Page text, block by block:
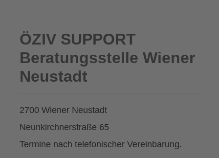
ÖZIV SUPPORT
Beratungsstelle Wiener
Neustadt
2700 Wiener Neustadt
Neunkirchnerstraße 65
Termine nach telefonischer Vereinbarung.